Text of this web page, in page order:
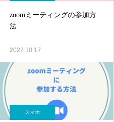
zoomミーティングの参加方
法
2022.10.17
スマホ